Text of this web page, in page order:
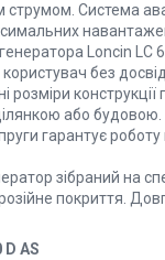
Система
Loncin LC
без
розміри
або будовою.
гарантує
зібраний на
покриття.
AS